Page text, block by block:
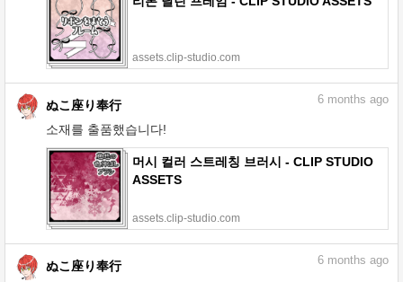
assets.clip-studio.com
ぬこ座り奉行
소재를 출품했습니다!
6 months ago
머시 컬러 스트레칭 브러시 - CLIP STUDIO
ASSETS
assets.clip-studio.com
ぬこ座り奉行
6 months ago